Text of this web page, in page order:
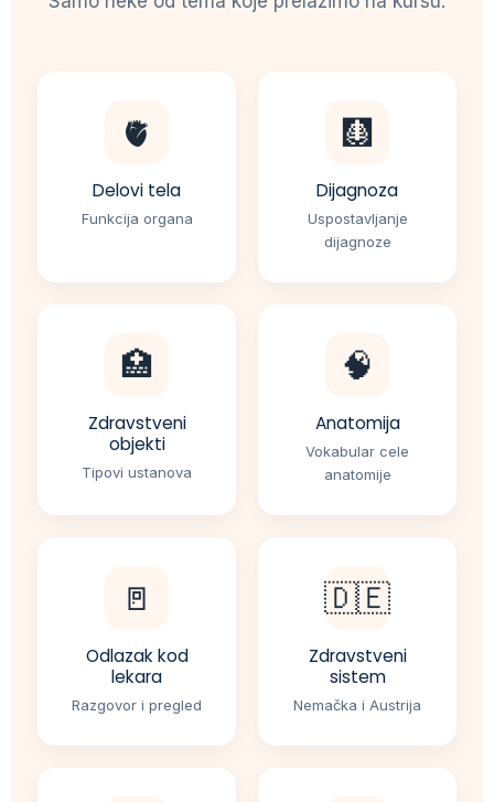
🫀
Delovi tela
Funkcija organa
🩻
Dijagnoza
Uspostavljanje
dijagnoze
🏥
Zdravstveni
objekti
Tipovi ustanova
🧠
Anatomija
Vokabular cele
anatomije
🚪
Odlazak kod
lekara
Razgovor i pregled
🇩🇪
Zdravstveni
sistem
Nemačka i Austrija